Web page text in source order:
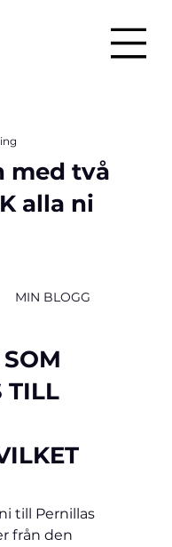
med två
alla ni
TILL
till Pernillas
från den